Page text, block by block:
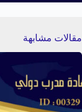
مقالات مشابهة